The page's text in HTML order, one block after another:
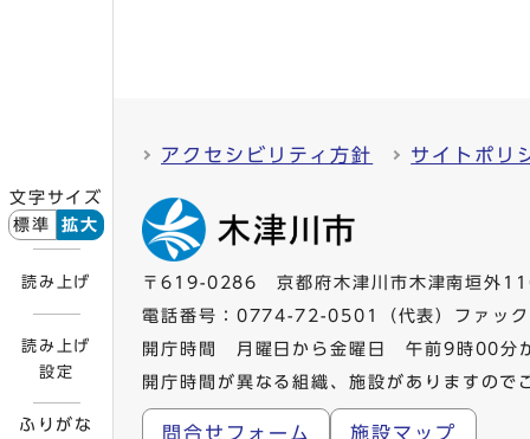
文字サイズ
標準
拡大
読み上げ
読み上げ
設定
ふりがな
アクセシビリティ方針 サイトポリ
〒619-0286 京都府木津川市木津南垣外
電話番号： 0774-72-0501
（代表）ファ
開庁時間 月曜日から金曜日 午前9時00分
開庁時間が異なる組織、施設がありますので
問合せフォーム 施設マップ